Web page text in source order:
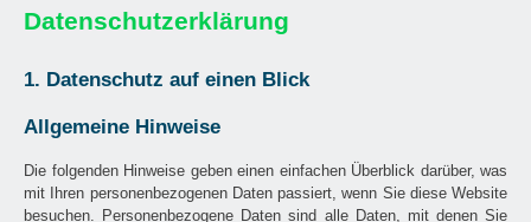
Datenschutzerklärung
1. Datenschutz auf einen Blick
Allgemeine Hinweise
Die folgenden Hinweise geben einen einfachen Überblick darüber, was
mit Ihren personenbezogenen Daten passiert, wenn Sie diese Website
besuchen. Personenbezogene Daten sind alle Daten, mit denen Sie